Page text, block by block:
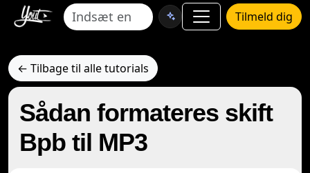
Tilmeld dig
← Tilbage til alle tutorials
Sådan formateres skift
Bpb til MP3